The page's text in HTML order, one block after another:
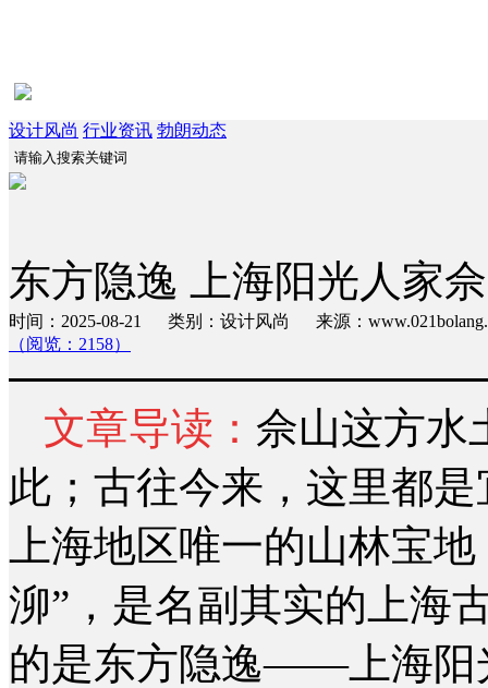
设计风尚 行业资讯 勃朗动态
东方隐逸 上海阳光人家
时间：2025-08-21 类别：设计风尚 来源：
（阅览：2158）
文章导读： 佘山这方水
此；古往今来，这里都
上海地区唯一的山林宝
泖”，是名副其实的上海
的是东方隐逸——上海阳